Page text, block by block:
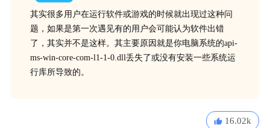
其实很多用户在运行软件或游戏的时候就出现过这种问
题，如果是第一次遇见有的用户会可能认为软件出错
了，其实并不是这样。其主要原因就是你电脑系统的api-
ms-win-core-com-l1-1-0.dll丢失了或没有安装一些系统运
行库所导致的。
16.02k